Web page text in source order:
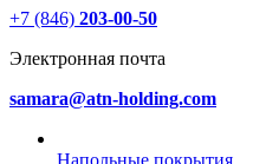
+7 (846) 203-00-50
Электронная почта
samara@atn-holding.com
Напольные покрытия